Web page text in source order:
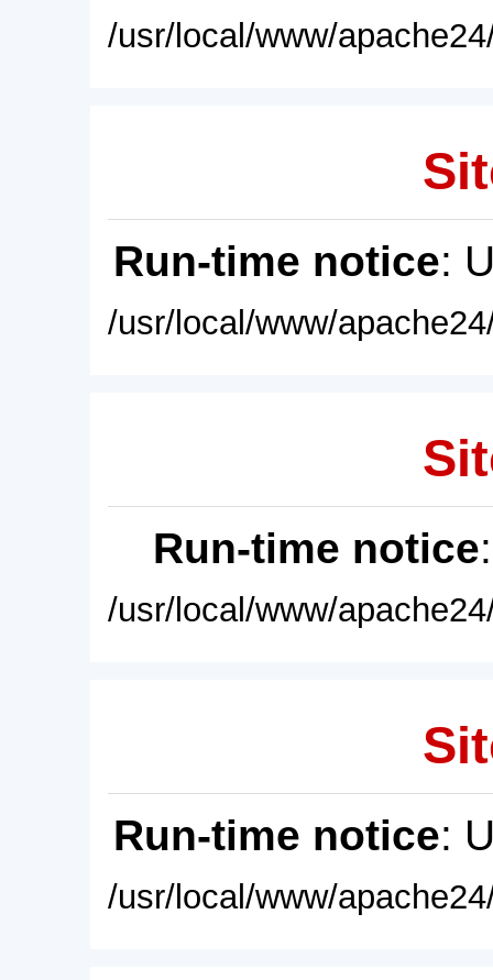
/usr/local/www/
Run-time notice:
/usr/local/www/
Run-time notice
/usr/local/www/
Run-time notice:
/usr/local/www/